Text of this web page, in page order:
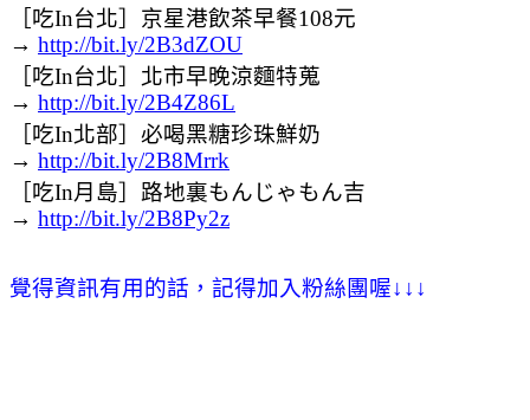
［吃In台北］京星港飲茶早餐108元
→ http://bit.ly/2B3dZOU
［吃In台北］北市早晚涼麵特蒐
→ http://bit.ly/2B4Z86L
［吃In北部］必喝黑糖珍珠鮮奶
→ http://bit.ly/2B8Mrrk
［吃In月島］路地裏もんじゃもん吉
→ http://bit.ly/2B8Py2z
覺得資訊有用的話，記得加入粉絲團喔↓ ↓ ↓